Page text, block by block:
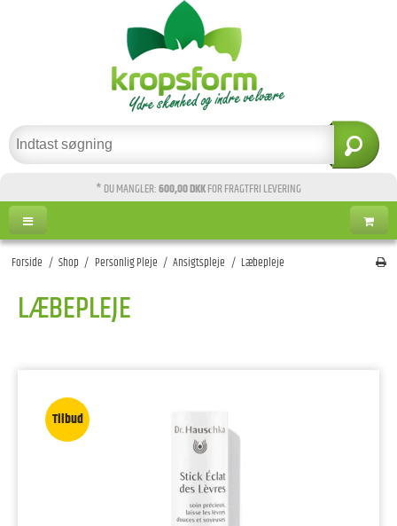
* DU MANGLER:600,00 DKKFOR FRAGTFRI LEVERING
Forside / Shop / Personlig Pleje / Ansigtspleje / Læbepleje
LÆBEPLEJE
Tilbud